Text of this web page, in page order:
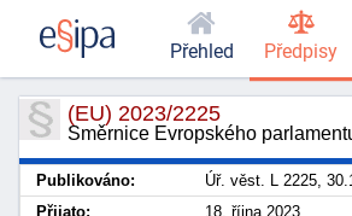
(EU) 2023/2225
Směrnice Evropského
Publikováno:
Úř. věst. L 2225,
Přijato:
18. října 2023
Přehled Předpisy